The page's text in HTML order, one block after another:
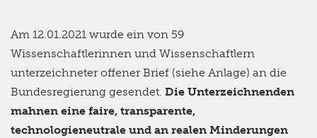
Am 12.01.2021 wurde ein von 59
Wissenschaftlerinnen und Wissenschaftlern
unterzeichneter offener Brief (siehe Anlage) an die
Bundesregierung gesendet. Die Unterzeichnenden
mahnen eine faire, transparente,
technologieneutrale und an realen Minderungen